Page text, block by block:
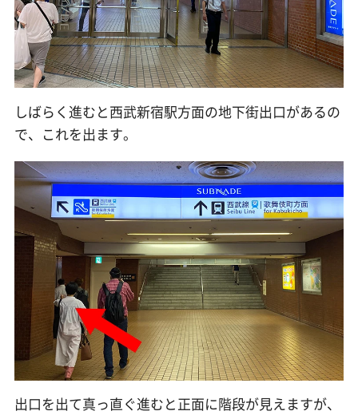
しばらく進むと西武新宿駅方面の地下街出口があるの
で、これを出ます。
出口を出て真っ直ぐ進むと正面に階段が見えますが、